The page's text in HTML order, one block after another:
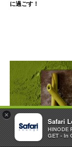
×
Safari
HINODE
GET - In
に過ごす！
Gourmet